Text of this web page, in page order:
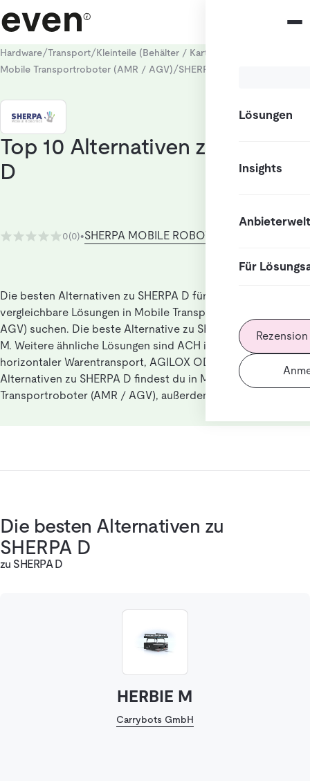
Lösungen
Insights
Anbieterwelt
Für
Hardware/Transport/Kleinteile (Behälter / Kartons)
Mobile Transportroboter (AMR / AGV)/SHERPA D
Top 10 Alternativen zu SHERPA
D
0(0)•SHERPA MOBILE ROBOTICS
Die besten Alternativen zu SHERPA D für Nutzer, die
vergleichbare Lösungen in Mobile Transportroboter (AMR /
AGV) suchen. Die beste Alternative zu SHERPA D ist HERBIE
M. Weitere ähnliche Lösungen sind ACH iGo - Autonomer
horizontaler Warentransport, AGILOX ODM, AMADEUS.
Alternativen zu SHERPA D findest du in Mobile
Transportroboter (AMR / AGV), außerdem in Hardware.
Die besten Alternativen zu
SHERPA D
zu SHERPA D
HERBIE M
Carrybots GmbH